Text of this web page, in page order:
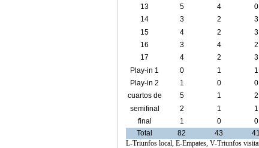
13
5 4 0
14
3 2 3
15
4 2 3
16
3 4 2
17
4 2 3
Play-in 1
0 1 1
Play-in 2
1 0 0
cuartos de
final
5 1 2
semifinal
2 1 1
final
1 0 0
Total
82 43 41
L-Triunfos local, E-Empates, V-Triunfos